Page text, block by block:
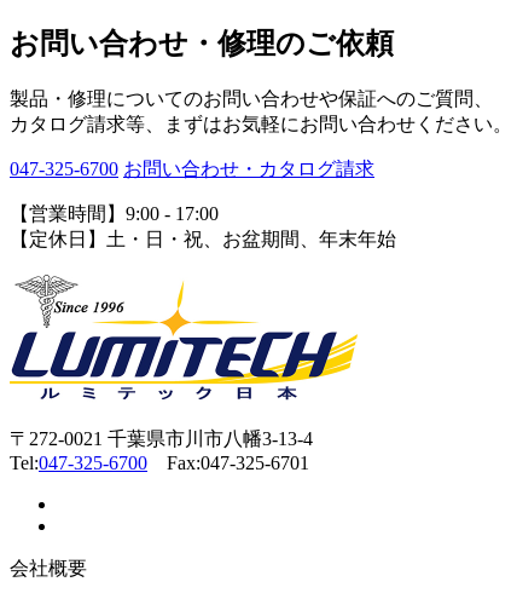
お問い合わせ・修理のご依頼
製品・修理についてのお問い合わせや保証へのご質問、
カタログ請求等、まずはお気軽にお問い合わせください。
047-325-6700 お問い合わせ・カタログ請求
【営業時間】9:00 - 17:00
【定休日】土・日・祝、お盆期間、年末年始
〒272-0021 千葉県市川市八幡3-13-4
Tel:047-325-6700 Fax:047-325-6701
会社概要